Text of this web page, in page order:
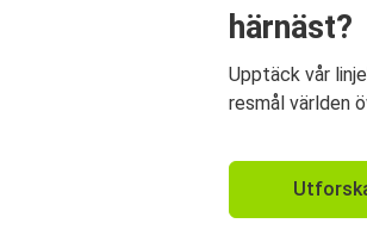
härnäst?
Upptäck vår
resmål världen